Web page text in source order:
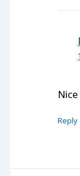
Reply